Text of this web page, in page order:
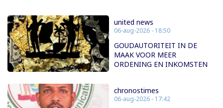
united news
06-aug-2026 - 18:50
GOUDAUTORITEIT IN DE
MAAK VOOR MEER
ORDENING EN INKOMSTEN
chronostimes
06-aug-2026 - 17:42